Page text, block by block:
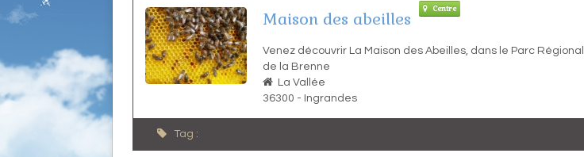
Maison des abeilles
Centre
Venez découvrir La Maison des Abeilles, dans le Parc Régional
de la Brenne
La Vallée
36300 - Ingrandes
Tag :